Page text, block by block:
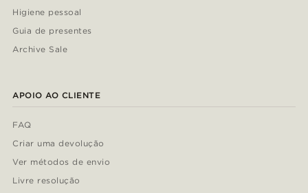
Higiene pessoal
Guia de presentes
Archive Sale
APOIO AO CLIENTE
FAQ
Criar uma devolução
Ver métodos de envio
Livre resolução